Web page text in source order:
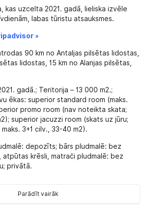
kas uzcelta 2021. gadā, lieliska izvēle
labas tūristu atsauksmes.
»
90 km no Antaljas pilsētas lidostas,
lidostas, 15 km no Alanjas pilsētas,
gadā.; Teritorija – 13 000 m2.;
ēkas: superior standard room (maks.
promo room (nav noteikta skata;
superior jacuzzi room (skats uz jūru;
3+1 cilv., 33-40 m2).
depozīts; bārs pludmalē: bez
atpūtas krēsli, matrači pludmalē: bez
privātā.
dzērieni; ūdens papildināšana
Parādīt vairāk